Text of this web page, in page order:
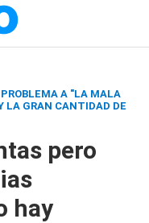
PROBLEMA A "LA MALA
LA GRAN CANTIDAD DE
pero
hay